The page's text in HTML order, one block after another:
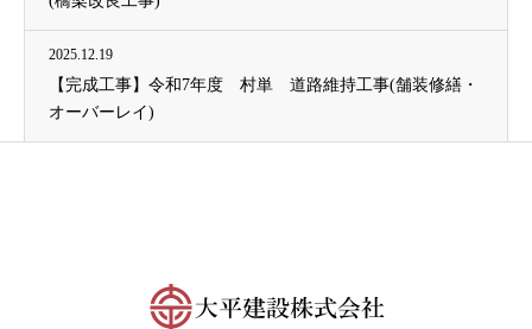
2025.12.19
【完成工事】令和7年度 村単 道路維持工事(舗装修繕・
オーバーレイ)